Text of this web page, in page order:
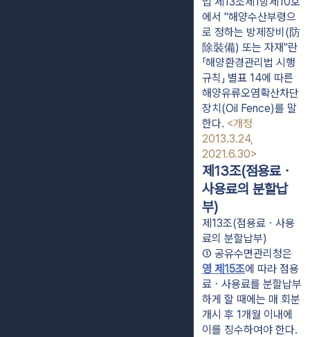
에서 "해양수산부령으
로 정하는 방제장비(防
除裝備) 또는 자재"란
「해양환경관리법 시행
규칙」 별표 14에 따른
해양유류오염확산차단
장치(Oil Fence)를 말
한다. <개정
2013.3.24,
2021.6.30>
제13조(점용료ㆍ
사용료의 분할납
부)
제13조(점용료ㆍ사용
료의 분할납부)
영 제15조에 따라 점용
료ㆍ사용료를 분할납부
하게 할 때에는 매 회분
개시 후 1개월 이내에
이를 징수하여야 한다.